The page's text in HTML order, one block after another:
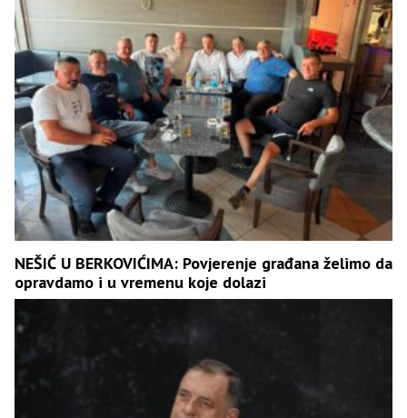
NEŠIĆ U BERKOVIĆIMA: Povjerenje građana želimo da
opravdamo i u vremenu koje dolazi